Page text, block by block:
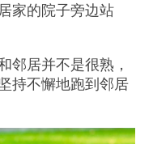
家的院子旁边站
邻居并不是很熟，
持不懈地跑到邻居